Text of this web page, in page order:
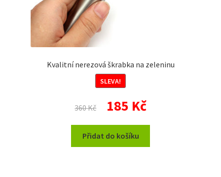
Kvalitní nerezová škrabka na zeleninu
SLEVA!
360Kč
Původní
cena
byla:
360 Kč.
185 KčAktuální
cena
je:
Přidat do košíku